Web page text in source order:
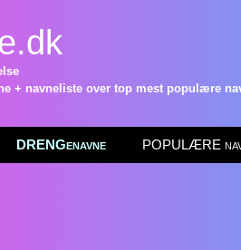
+ navneliste over top mest populære
DRENGenavne POPULÆRE